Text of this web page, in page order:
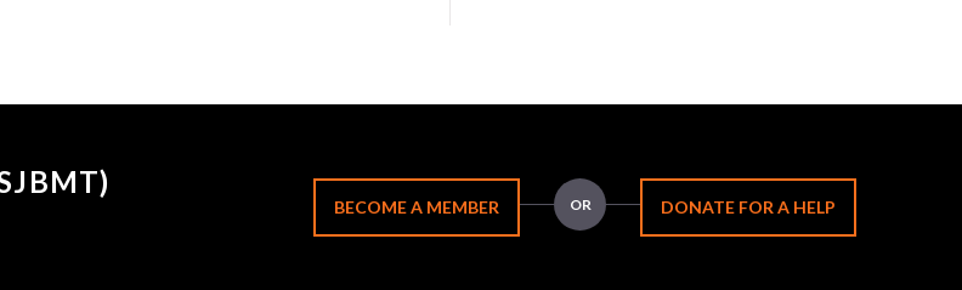
BECOME A MEMBER OR DONATE FOR A HELP